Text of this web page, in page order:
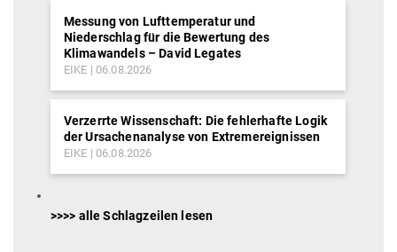
Messung von Lufttemperatur und
Niederschlag für die Bewertung des
Klimawandels – David Legates
EIKE 06.08.2026
Verzerrte Wissenschaft: Die fehlerhafte Logik
der Ursachenanalyse von Extremereignissen
EIKE 06.08.2026
>>>> alle Schlagzeilen lesen